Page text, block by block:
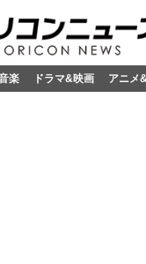
楽 ドラマ&映画 アニメ